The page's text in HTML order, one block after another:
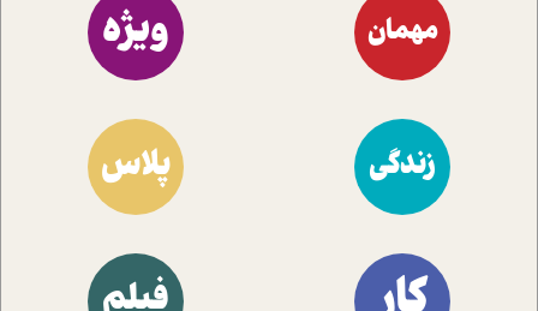
مهمان ویژه
زندگی پلاس